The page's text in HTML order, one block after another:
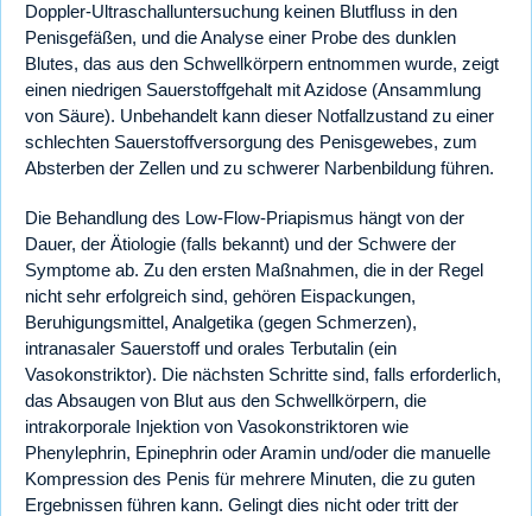
Doppler-Ultraschalluntersuchung keinen Blutfluss in den
Penisgefäßen, und die Analyse einer Probe des dunklen
Blutes, das aus den Schwellkörpern entnommen wurde, zeigt
einen niedrigen Sauerstoffgehalt mit Azidose (Ansammlung
von Säure). Unbehandelt kann dieser Notfallzustand zu einer
schlechten Sauerstoffversorgung des Penisgewebes, zum
Absterben der Zellen und zu schwerer Narbenbildung führen.
Die Behandlung des Low-Flow-Priapismus hängt von der
Dauer, der Ätiologie (falls bekannt) und der Schwere der
Symptome ab. Zu den ersten Maßnahmen, die in der Regel
nicht sehr erfolgreich sind, gehören Eispackungen,
Beruhigungsmittel, Analgetika (gegen Schmerzen),
intranasaler Sauerstoff und orales Terbutalin (ein
Vasokonstriktor). Die nächsten Schritte sind, falls erforderlich,
das Absaugen von Blut aus den Schwellkörpern, die
intrakorporale Injektion von Vasokonstriktoren wie
Phenylephrin, Epinephrin oder Aramin und/oder die manuelle
Kompression des Penis für mehrere Minuten, die zu guten
Ergebnissen führen kann. Gelingt dies nicht oder tritt der